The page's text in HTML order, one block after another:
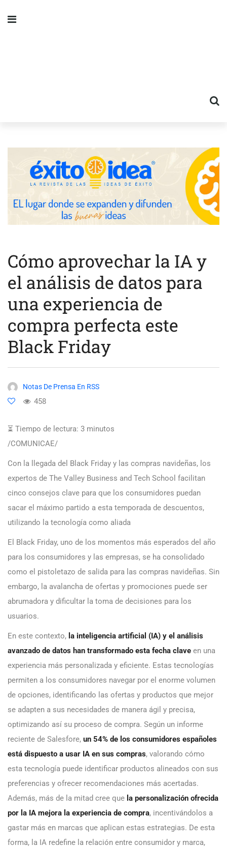
Cómo aprovechar la IA y
el análisis de datos para
una experiencia de
compra perfecta este
Black Friday
Notas De Prensa En RSS
458
⏳ Tiempo de lectura: 3 minutos
/COMUNICAE/
Con la llegada del Black Friday y las compras navideñas, los
expertos de The Valley Business and Tech School facilitan
cinco consejos clave para que los consumidores puedan
sacar el máximo partido a esta temporada de descuentos,
utilizando la tecnología como aliada
El Black Friday, uno de los momentos más esperados del año
para los consumidores y las empresas, se ha consolidado
como el pistoletazo de salida para las compras navideñas. Sin
embargo, la avalancha de ofertas y promociones puede ser
abrumadora y dificultar la toma de decisiones para los
usuarios.
En este contexto, la inteligencia artificial (IA) y el análisis
avanzado de datos han transformado esta fecha clave en una
experiencia más personalizada y eficiente. Estas tecnologías
permiten a los consumidores navegar por el enorme volumen
de opciones, identificando las ofertas y productos que mejor
se adapten a sus necesidades de manera ágil y precisa,
optimizando así su proceso de compra. Según un informe
reciente de Salesfore, un 54% de los consumidores españoles
está dispuesto a usar IA en sus compras, valorando cómo
esta tecnología puede identificar productos alineados con sus
preferencias y ofrecer recomendaciones más acertadas.
Además, más de la mitad cree que la personalización ofrecida
por la IA mejora la experiencia de compra, incentivándolos a
gastar más en marcas que aplican estas estrategias. De esta
forma, la IA redefine la relación entre consumidor y marca,